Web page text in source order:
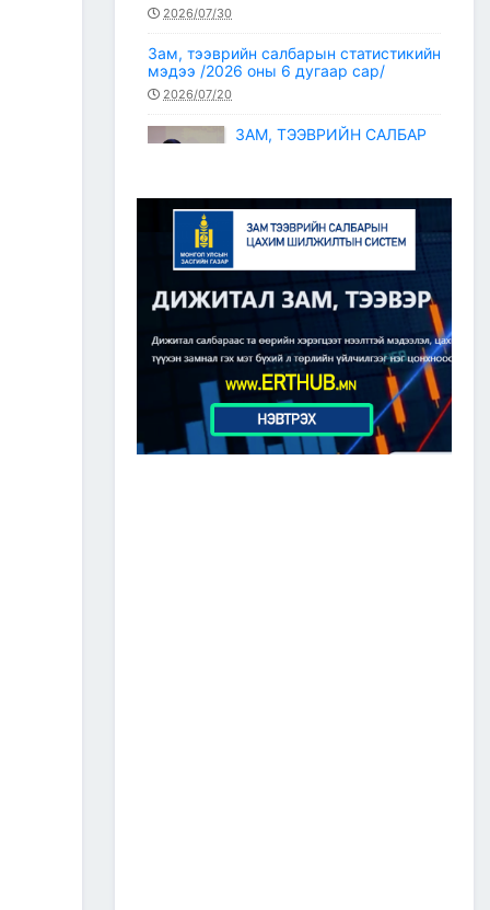
2026/07/30
Зам, тээврийн салбарын статистикийн
мэдээ /2026 оны 6 дугаар сар/
2026/07/20
ЗАМ, ТЭЭВРИЙН САЛБАР
ТОМ ТӨСЛҮҮДИЙГ
ХУГАЦААНД НЬ АШИГЛАЛТАД
ОРУУЛАХЫГ ҮҮРЭГ БОЛГОЛОО
2026/07/08
ЗАМ, ТЭЭВРИЙН ЯАМНЫ
ХААГЧДЫГ ТӨРИЙН ОДОН
МЕДАЛИАР ШАГНАЛАА
2026/07/08
ТӨРИЙН ОДОН
МЕДАЛИАР ШАГНАЛАА